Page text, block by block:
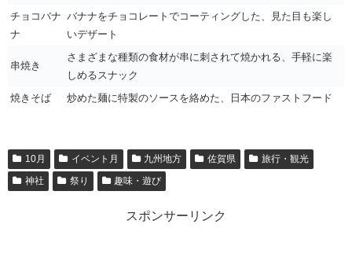
チョコバナ
ナ
バナナをチョコレートでコーティングした、見た目も楽し
いデザート
串焼き
さまざまな種類の食材が串に刺されて焼かれる、手軽に楽
しめるスナック
焼きそば
炒めた麺に特製のソースを絡めた、日本のファストフード
10月 イベント月 九州地方 佐賀県
旅行・観光
神社
祭り 趣味・遊び
スポンサーリンク